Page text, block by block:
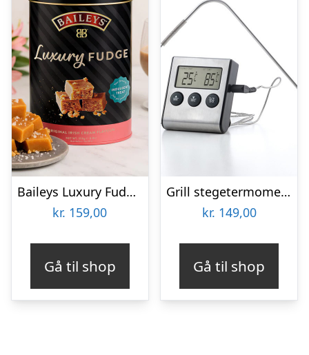
Baileys Luxury Fudge 250 gram
kr. 159,00
Gå til shop
Grill stegetermometer digital
kr. 149,00
Gå til shop